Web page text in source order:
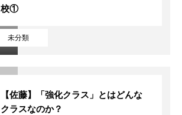
未分類
校①
【佐藤】「強化クラス」とはどんな
クラスなのか？